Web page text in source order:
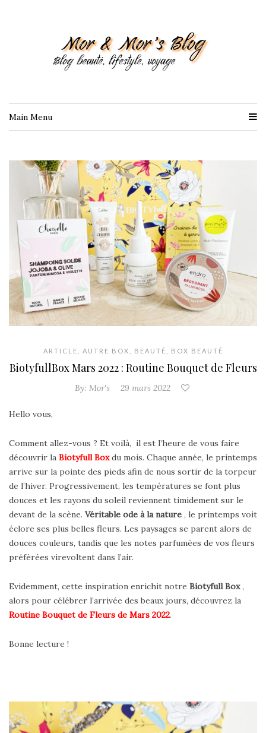
Main Menu
ARTICLE AUTRE BOX BEAUTÉ BOX BEAUTÉ
BiotyfullBox Mars 2022 : Routine Bouquet de Fleurs
By: Mor's 29 mars 2022
Hello vous,
Comment allez-vous ? Et voilà, il est l’heure de vous faire
découvrir la Biotyfull Box du mois. Chaque année, le printemps
arrive sur la pointe des pieds afin de nous sortir de la torpeur
de l’hiver. Progressivement, les températures se font plus
douces et les rayons du soleil reviennent timidement sur le
devant de la scène. Véritable ode à la nature , le printemps voit
éclore ses plus belles fleurs. Les paysages se parent alors de
douces couleurs, tandis que les notes parfumées de vos fleurs
préférées virevoltent dans l’air.
Evidemment, cette inspiration enrichit notre Biotyfull Box,
alors pour célébrer l’arrivée des beaux jours, découvrez la
Routine Bouquet de Fleurs de Mars 2022.
Bonne lecture !